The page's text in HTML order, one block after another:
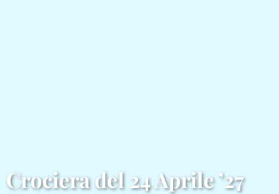
Crociera del 24 Aprile ’27